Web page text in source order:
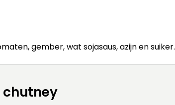
gember, wat sojasaus, azijn en suiker.
chutney